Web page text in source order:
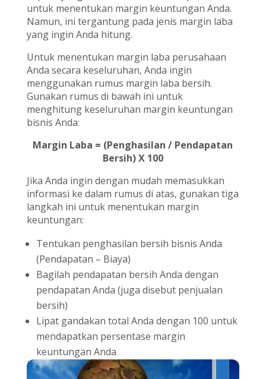
untuk menentukan margin keuntungan Anda.
Namun, ini tergantung pada jenis margin laba
yang ingin Anda hitung.
Untuk menentukan margin laba perusahaan
Anda secara keseluruhan, Anda ingin
menggunakan rumus margin laba bersih.
Gunakan rumus di bawah ini untuk
menghitung keseluruhan margin keuntungan
bisnis Anda:
Margin Laba = (Penghasilan / Pendapatan
Bersih) X 100
Jika Anda ingin dengan mudah memasukkan
informasi ke dalam rumus di atas, gunakan tiga
langkah ini untuk menentukan margin
keuntungan:
Tentukan penghasilan bersih bisnis Anda
(Pendapatan – Biaya)
Bagilah pendapatan bersih Anda dengan
pendapatan Anda (juga disebut penjualan
bersih)
Lipat gandakan total Anda dengan 100 untuk
mendapatkan persentase margin
keuntungan Anda